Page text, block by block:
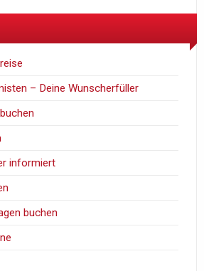
– Deine Wunscherfüller
informiert
buchen